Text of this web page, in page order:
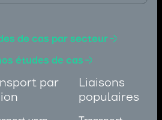
de cas par secteur
études de cas
par
Liaisons
populaires